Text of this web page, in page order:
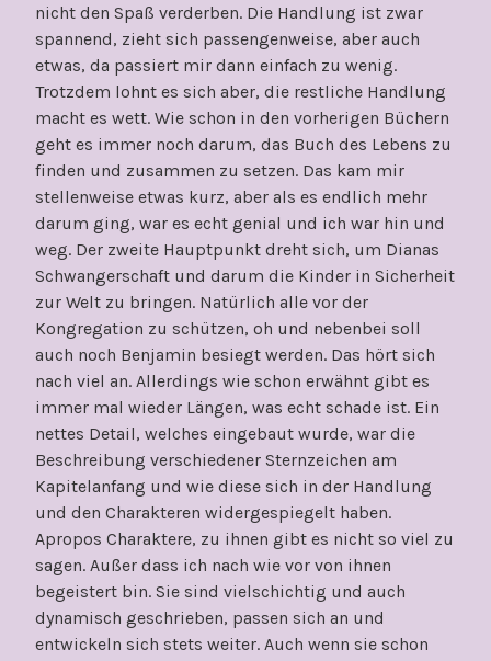
nicht den Spaß verderben. Die Handlung ist zwar
spannend, zieht sich passengenweise, aber auch
etwas, da passiert mir dann einfach zu wenig.
Trotzdem lohnt es sich aber, die restliche Handlung
macht es wett. Wie schon in den vorherigen Büchern
geht es immer noch darum, das Buch des Lebens zu
finden und zusammen zu setzen. Das kam mir
stellenweise etwas kurz, aber als es endlich mehr
darum ging, war es echt genial und ich war hin und
weg. Der zweite Hauptpunkt dreht sich, um Dianas
Schwangerschaft und darum die Kinder in Sicherheit
zur Welt zu bringen. Natürlich alle vor der
Kongregation zu schützen, oh und nebenbei soll
auch noch Benjamin besiegt werden. Das hört sich
nach viel an. Allerdings wie schon erwähnt gibt es
immer mal wieder Längen, was echt schade ist. Ein
nettes Detail, welches eingebaut wurde, war die
Beschreibung verschiedener Sternzeichen am
Kapitelanfang und wie diese sich in der Handlung
und den Charakteren widergespiegelt haben.
Apropos Charaktere, zu ihnen gibt es nicht so viel zu
sagen. Außer dass ich nach wie vor von ihnen
begeistert bin. Sie sind vielschichtig und auch
dynamisch geschrieben, passen sich an und
entwickeln sich stets weiter. Auch wenn sie schon